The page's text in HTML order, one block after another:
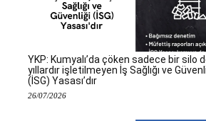
YKP: Kumyalı’da çöken sadece bir silo
yıllardır işletilmeyen İş Sağlığı ve
(İSG) Yasası’dır
26/07/2026